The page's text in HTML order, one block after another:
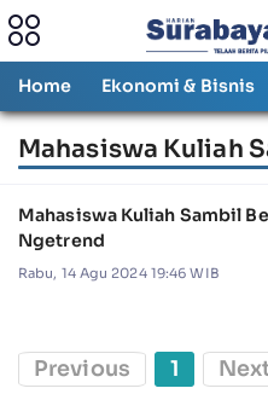
Home Ekonomi & Bisnis
Mahasiswa Kuliah
Mahasiswa Kuliah Sambil
Ngetrend
Rabu, 14 Agu 2024 19:46 WIB
Previous 1